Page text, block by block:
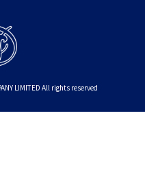
LIMITED All rights reserved